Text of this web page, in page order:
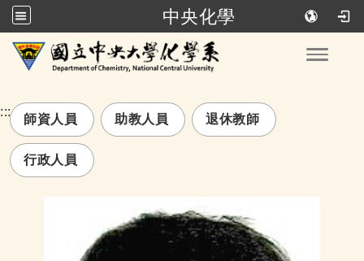
中央化學
跳到主要內容
:::
師資人員 助教人員 退休教師
行政人員